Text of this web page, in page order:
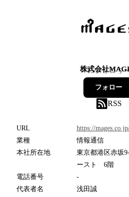
株式会社
15フォロワ
フォロー
RSS
URL
https://
業種
情報通信
本社所在地
東京都港区赤坂
ースト 6階
電話番号
-
代表者名
浅田誠